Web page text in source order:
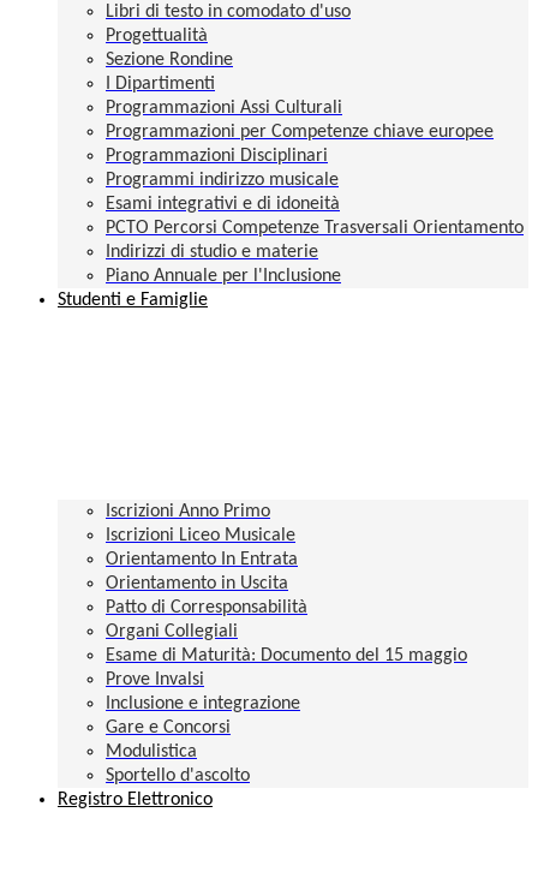
Libri di testo in comodato d'uso
Progettualità
Sezione Rondine
I Dipartimenti
Programmazioni Assi Culturali
Programmazioni per Competenze chiave europee
Programmazioni Disciplinari
Programmi indirizzo musicale
Esami integrativi e di idoneità
PCTO Percorsi Competenze Trasversali Orientamento
Indirizzi di studio e materie
Piano Annuale per l'Inclusione
Studenti e Famiglie
Iscrizioni Anno Primo
Iscrizioni Liceo Musicale
Orientamento In Entrata
Orientamento in Uscita
Patto di Corresponsabilità
Organi Collegiali
Esame di Maturità: Documento del 15 maggio
Prove Invalsi
Inclusione e integrazione
Gare e Concorsi
Modulistica
Sportello d'ascolto
Registro Elettronico